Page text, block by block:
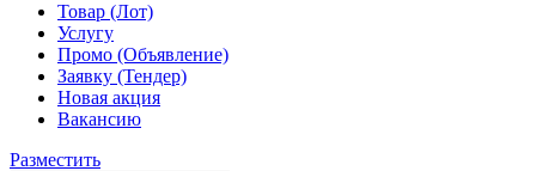
Товар (Лот)
Услугу
Промо (Объявление)
Заявку (Тендер)
Новая акция
Вакансию
Разместить